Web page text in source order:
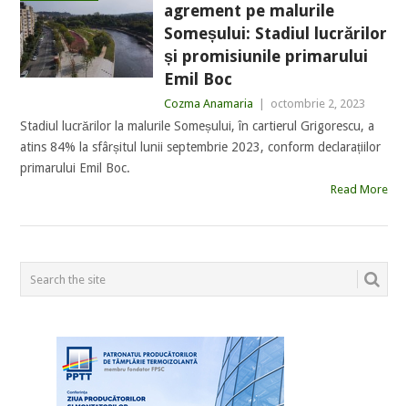
agrement pe malurile
Someșului: Stadiul lucrărilor
și promisiunile primarului
Emil Boc
Cozma Anamaria octombrie 2, 2023
Stadiul lucrărilor la malurile Someșului, în cartierul Grigorescu, a
atins 84% la sfârșitul lunii septembrie 2023, conform declarațiilor
primarului Emil Boc.
Read More
POSTS
NAVIGATION